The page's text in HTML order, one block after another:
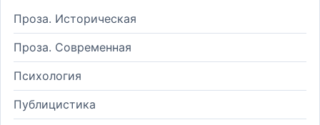
Проза. Историческая
Проза. Современная
Психология
Публицистика